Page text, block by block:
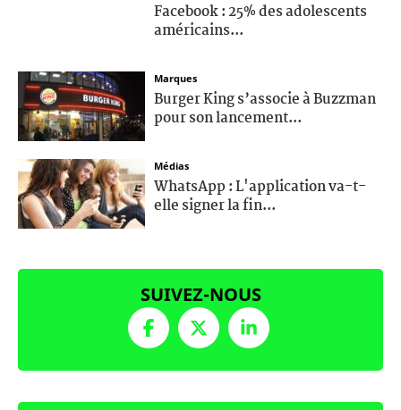
Facebook : 25% des adolescents
américains...
Marques
Burger King s’associe à Buzzman
pour son lancement...
Médias
WhatsApp : L'application va-t-
elle signer la fin...
SUIVEZ-NOUS